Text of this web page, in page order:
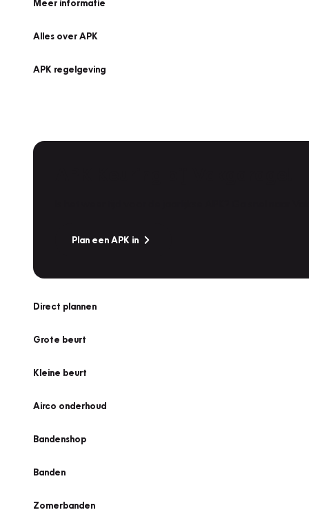
Meer informatie
Alles over APK
APK regelgeving
Plan een APK in
Direct plannen
Grote beurt
Kleine beurt
Airco onderhoud
Bandenshop
Banden
Zomerbanden